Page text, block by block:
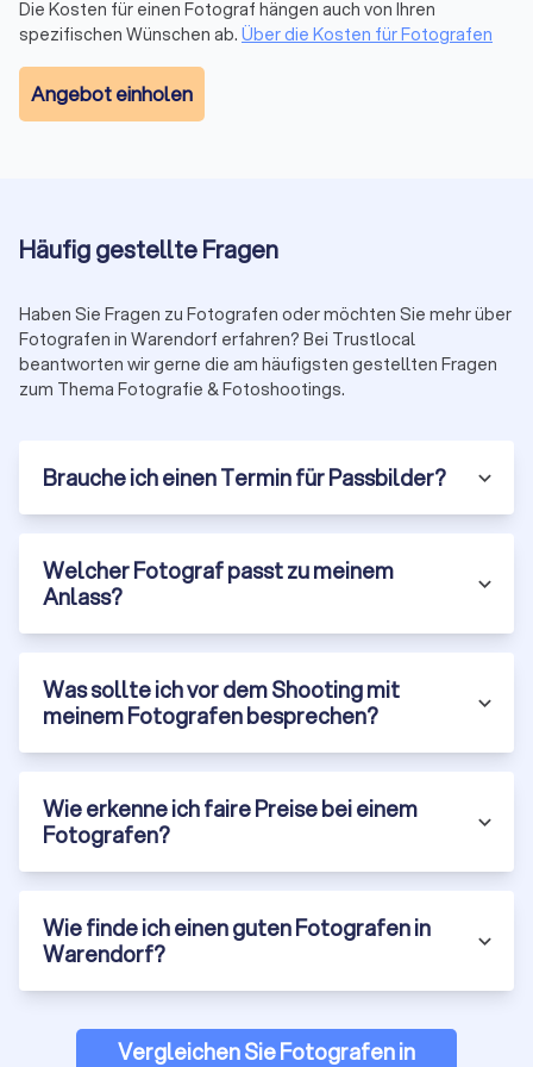
Gut mit Menschen:Gerade bei Porträts, Familienfotos oder
Hochzeiten braucht es Fingerspitzengefühl. Die besten
Fotografen schaffen es, Menschen locker zu machen,
natürliche Momente einzufangen und echte Emotionen
sichtbar zu machen.
Warum ein Profi in Warendorf den
Unterschied macht
Ein guter Fotograf liefert nicht nur schöne Bilder, sondern
Momente, die Sie Jahre später noch fühlen können. Die
Ein professioneller Fotograf fängt nicht einfach ein Motiv ein.
Er beobachtet, wartet, reagiert und schafft Bilder, die
Stimmung, Persönlichkeit und Atmosphäre transportieren.
Egal ob Porträt, Hochzeit oder Business-Shooting, ein Profi
erkennt die Momente, die Sie selbst oft gar nicht
noch wirken. Der Unterschied zum schnellen Handyfoto ist
nicht nur sichtbar, sondern fühlbar.
Sie müssen sich um nichts kümmern
Ein erfahrener Fotograf übernimmt die komplette
Vorbereitung. Licht, Location, Timing, Hintergrund, Posen,
Ausdruck. Sie müssen nicht überlegen, wie Sie stehen sollen
Unsicherheit und sorgen dafür, dass Sie auf jedem Bild so
wirken, wie Sie sich selbst gerne sehen würden. Natürlich,
Die Kosten für einen Fotograf hängen auch von Ihren
spezifischen Wünschen ab. Über die Kosten für Fotografen
Angebot einholen
Häufig gestellte Fragen
Haben Sie Fragen zu Fotografen oder möchten Sie mehr über
Fotografen in Warendorf erfahren? Bei Trustlocal
beantworten wir gerne die am häufigsten gestellten Fragen
zum Thema Fotografie & Fotoshootings.
Brauche ich einen Termin für Passbilder?
Welcher Fotograf passt zu meinem
Anlass?
Was sollte ich vor dem Shooting mit
meinem Fotografen besprechen?
Wie erkenne ich faire Preise bei einem
Fotografen?
Wie finde ich einen guten Fotografen in
Warendorf?
Vergleichen Sie Fotografen in